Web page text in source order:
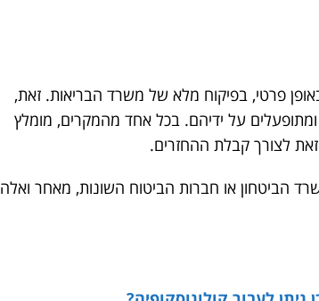
פרטי, בפיקוח מלא של משרד הבריאות. זאת,
על ידיהם. בכל אחד מהמקרים, מומלץ
לצורך קבלת ההחזרים.
הביטחון או חברות הביטוח השונות, מאחר ואלה